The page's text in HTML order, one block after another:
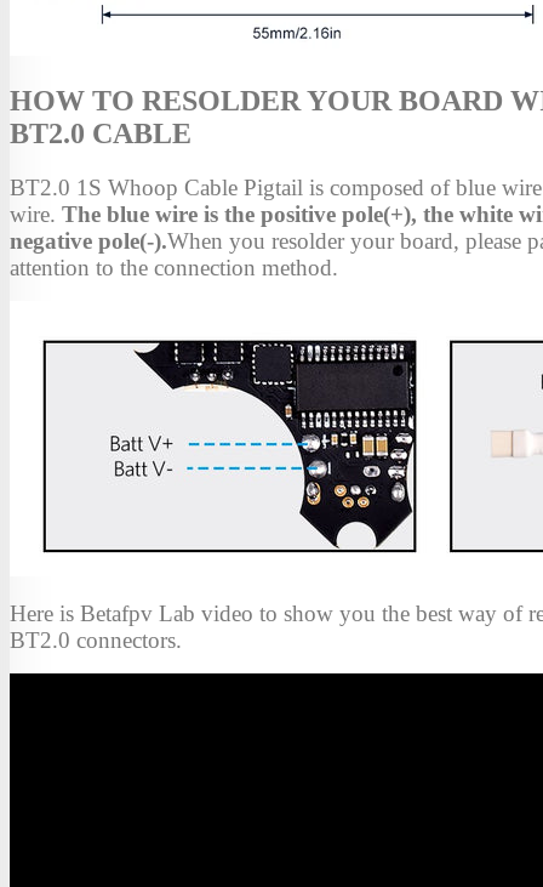
HOW TO RESOLDER YOUR BOARD
BT2.0 CABLE
BT2.0 1S Whoop Cable Pigtail is composed of blue
wire. The blue wire is the positive pole(+), the white
negative pole(-).When you resolder your board, please
attention to the connection method.
Here is Betafpv Lab video to show you the best way of
BT2.0 connectors.